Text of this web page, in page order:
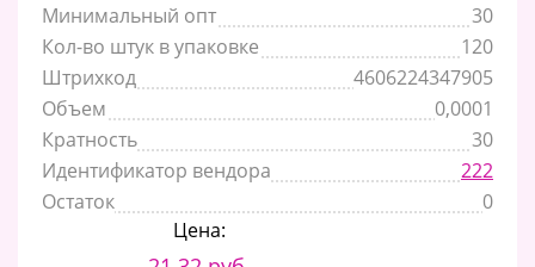
Минимальный опт
30
Кол-во штук в упаковке
120
Штрихкод
4606224347905
Объем
0,0001
Кратность
30
Идентификатор вендора
222
Остаток
0
Цена: